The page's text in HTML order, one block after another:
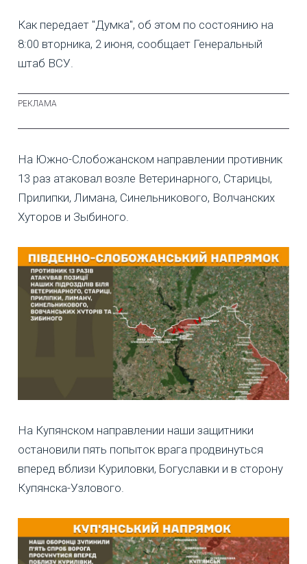
Как передает "Думка", об этом по состоянию на
8:00 вторника, 2 июня, сообщает Генеральный
штаб ВСУ.
На Южно-Слобожанском направлении противник
13 раз атаковал возле Ветеринарного, Старицы,
Прилипки, Лимана, Синельникового, Волчанских
Хуторов и Зыбиного.
На Купянском направлении наши защитники
остановили пять попыток врага продвинуться
вперед вблизи Куриловки, Богуславки и в сторону
Купянска-Узлового.